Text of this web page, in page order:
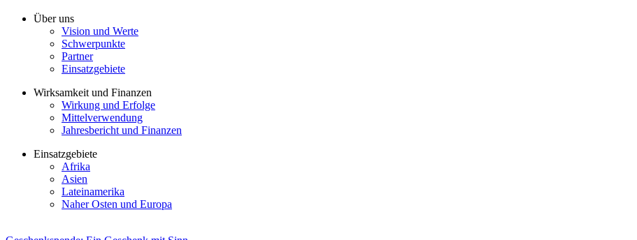
Über uns
Vision und Werte
Schwerpunkte
Partner
Einsatzgebiete
Wirksamkeit und Finanzen
Wirkung und Erfolge
Mittelverwendung
Jahresbericht und Finanzen
Einsatzgebiete
Afrika
Asien
Lateinamerika
Naher Osten und Europa